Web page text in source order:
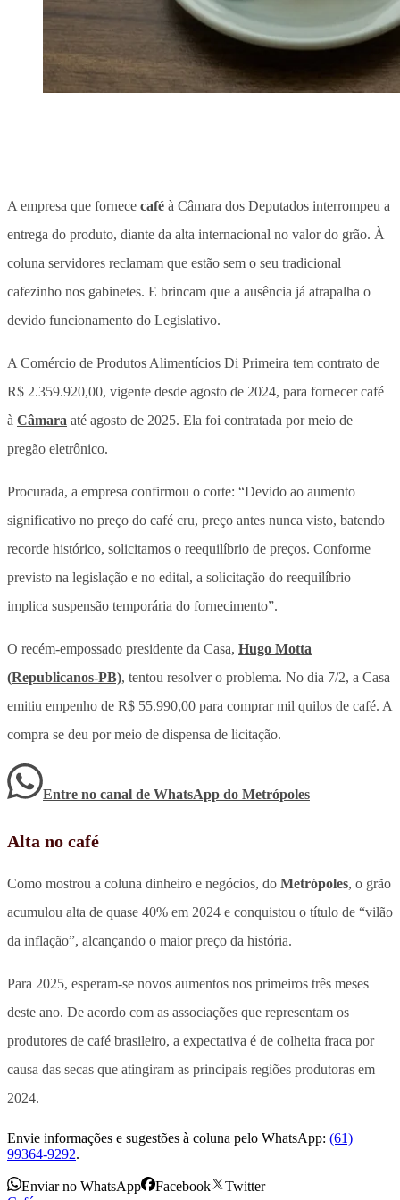
A empresa que fornece café à Câmara dos Deputados interrompeu a
entrega do produto, diante da alta internacional no valor do grão. À
coluna servidores reclamam que estão sem o seu tradicional
cafezinho nos gabinetes. E brincam que a ausência já atrapalha o
devido funcionamento do Legislativo.
A Comércio de Produtos Alimentícios Di Primeira tem contrato de
R$ 2.359.920,00, vigente desde agosto de 2024, para fornecer café
à Câmara até agosto de 2025. Ela foi contratada por meio de
pregão eletrônico.
Procurada, a empresa confirmou o corte: “Devido ao aumento
significativo no preço do café cru, preço antes nunca visto, batendo
recorde histórico, solicitamos o reequilíbrio de preços. Conforme
previsto na legislação e no edital, a solicitação do reequilíbrio
implica suspensão temporária do fornecimento”.
O recém-empossado presidente da Casa, Hugo Motta
(Republicanos-PB), tentou resolver o problema. No dia 7/2, a Casa
emitiu empenho de R$ 55.990,00 para comprar mil quilos de café. A
compra se deu por meio de dispensa de licitação.
Entre no canal de WhatsApp do Metrópoles
Alta no café
Como mostrou a coluna dinheiro e negócios, do Metrópoles, o grão
acumulou alta de quase 40% em 2024 e conquistou o título de “vilão
da inflação”, alcançando o maior preço da história.
Para 2025, esperam-se novos aumentos nos primeiros três meses
deste ano. De acordo com as associações que representam os
produtores de café brasileiro, a expectativa é de colheita fraca por
causa das secas que atingiram as principais regiões produtoras em
2024.
Envie informações e sugestões à coluna pelo WhatsApp: (61)
99364-9292.
Enviar no WhatsApp Facebook
Twitter